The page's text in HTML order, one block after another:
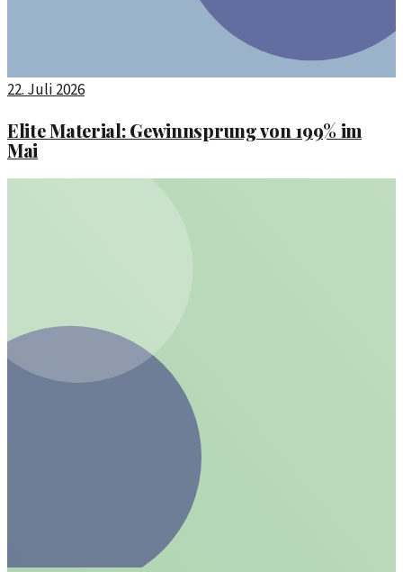
22. Juli 2026
Elite Material: Gewinnsprung von 199% im
Mai